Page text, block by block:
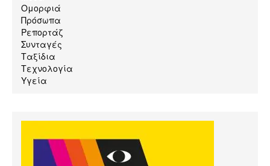
Ομορφιά
Πρόσωπα
Ρεπορτάζ
Συνταγές
Ταξίδια
Τεχνολογία
Υγεία